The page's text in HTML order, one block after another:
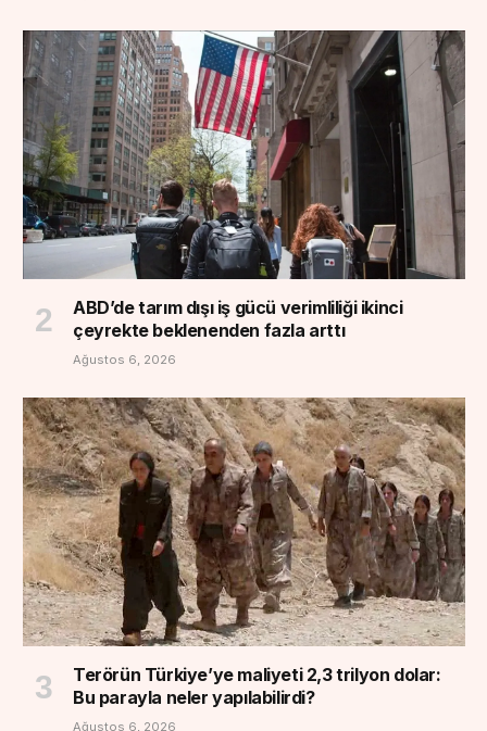
ABD’de tarım dışı iş gücü verimliliği ikinci
çeyrekte beklenenden fazla arttı
Ağustos 6, 2026
Terörün Türkiye’ye maliyeti 2,3 trilyon dolar:
Bu parayla neler yapılabilirdi?
Ağustos 6, 2026